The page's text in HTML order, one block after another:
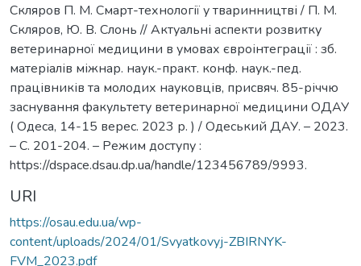
Скляров П. М. Смарт-технології у тваринництві / П. М.
Скляров, Ю. В. Слонь // Актуальні аспекти розвитку
ветеринарної медицини в умовах євроінтеграції : зб.
матеріалів міжнар. наук.-практ. конф. наук.-пед.
працівників та молодих науковців, присвяч. 85-річчю
заснування факультету ветеринарної медицини ОДАУ
( Одеса, 14-15 верес. 2023 р. ) / Одеський ДАУ. – 2023.
– С. 201-204. – Режим доступу :
https://dspace.dsau.dp.ua/handle/123456789/9993.
URI
https://osau.edu.ua/wp-
content/uploads/2024/01/Svyatkovyj-ZBIRNYK-
FVM_2023.pdf